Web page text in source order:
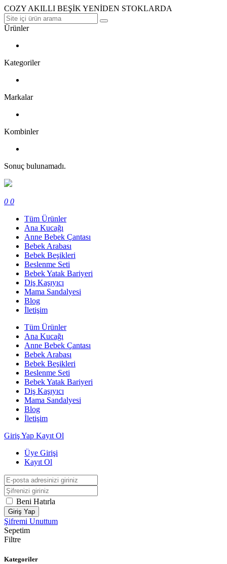
COZY AKILLI BEŞİK YENİDEN STOKLARDA
Ürünler
Kategoriler
Markalar
Kombinler
Sonuç bulunamadı.
0 0
Tüm Ürünler
Ana Kucağı
Anne Bebek Çantası
Bebek Arabası
Bebek Beşikleri
Beslenme Seti
Bebek Yatak Bariyeri
Diş Kaşıyıcı
Mama Sandalyesi
Blog
İletişim
Tüm Ürünler
Ana Kucağı
Anne Bebek Çantası
Bebek Arabası
Bebek Beşikleri
Beslenme Seti
Bebek Yatak Bariyeri
Diş Kaşıyıcı
Mama Sandalyesi
Blog
İletişim
Giriş Yap Kayıt Ol
Üye Girişi
Kayıt Ol
Beni Hatırla
Giriş Yap
Şifremi Unuttum
Sepetim
Filtre
Kategoriler